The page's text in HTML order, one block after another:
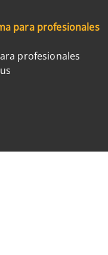
para profesionales
profesionales